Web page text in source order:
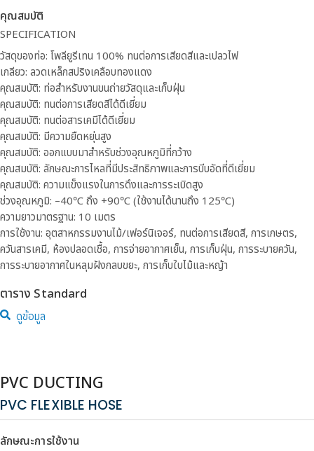
คุณสมบัติ
SPECIFICATION
วัสดุของท่อ: โพลียูรีเทน 100% ทนต่อการเสียดสีและเปลวไฟ
เกลียว: ลวดเหล็กสปริงเคลือบทองแดง
คุณสมบัติ: ท่อสำหรับงานขนถ่ายวัสดุและเก็บฝุ่น
คุณสมบัติ: ทนต่อการเสียดสีได้ดีเยี่ยม
คุณสมบัติ: ทนต่อสารเคมีได้ดีเยี่ยม
คุณสมบัติ: มีความยืดหยุ่นสูง
คุณสมบัติ: ออกแบบมาสำหรับช่วงอุณหภูมิที่กว้าง
คุณสมบัติ: ลักษณะการไหลที่มีประสิทธิภาพและการบีบอัดที่ดีเยี่ยม
คุณสมบัติ: ความแข็งแรงในการดึงและการระเบิดสูง
ช่วงอุณหภูมิ: –40℃ ถึง +90℃ (ใช้งานได้นานถึง 125℃)
ความยาวมาตรฐาน: 10 เมตร
การใช้งาน: อุตสาหกรรมงานไม้/เฟอร์นิเจอร์, ทนต่อการเสียดสี, การเกษตร,
ควันสารเคมี, ห้องปลอดเชื้อ, การจ่ายอากาศเย็น, การเก็บฝุ่น, การระบายควัน,
การระบายอากาศในหลุมฝังกลบขยะ, การเก็บใบไม้และหญ้า
ตาราง Standard
ดูข้อมูล
PVC DUCTING
PVC FLEXIBLE HOSE
ลักษณะการใช้งาน